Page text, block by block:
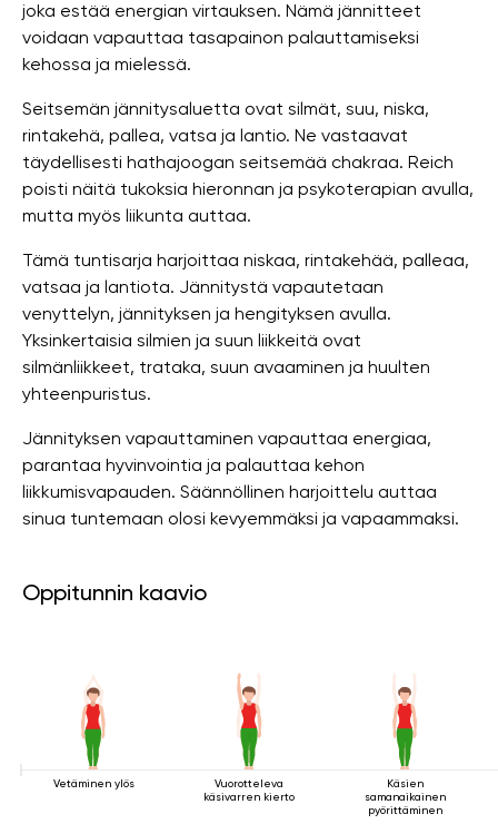
joka estää energian virtauksen. Nämä jännitteet
voidaan vapauttaa tasapainon palauttamiseksi
kehossa ja mielessä.
Seitsemän jännitysaluetta ovat silmät, suu, niska,
rintakehä, pallea, vatsa ja lantio. Ne vastaavat
täydellisesti hathajoogan seitsemää chakraa. Reich
poisti näitä tukoksia hieronnan ja psykoterapian avulla,
mutta myös liikunta auttaa.
Tämä tuntisarja harjoittaa niskaa, rintakehää, palleaa,
vatsaa ja lantiota. Jännitystä vapautetaan
venyttelyn, jännityksen ja hengityksen avulla.
Yksinkertaisia ​​silmien ja suun liikkeitä ovat
silmänliikkeet, trataka, suun avaaminen ja huulten
yhteenpuristus.
Jännityksen vapauttaminen vapauttaa energiaa,
parantaa hyvinvointia ja palauttaa kehon
liikkumisvapauden. Säännöllinen harjoittelu auttaa
sinua tuntemaan olosi kevyemmäksi ja vapaammaksi.
Oppitunnin kaavio
Vetäminen ylös
Vuorotteleva
käsivarren kierto
Käsien
samanaikainen
pyörittäminen